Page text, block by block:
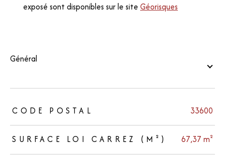
exposé sont disponibles sur le siteGéorisques
général
TRAD_ZEPHYR_Caracteristique
CODE POSTAL 33600
SURFACE LOI CARREZ (M²) 67,37 m²